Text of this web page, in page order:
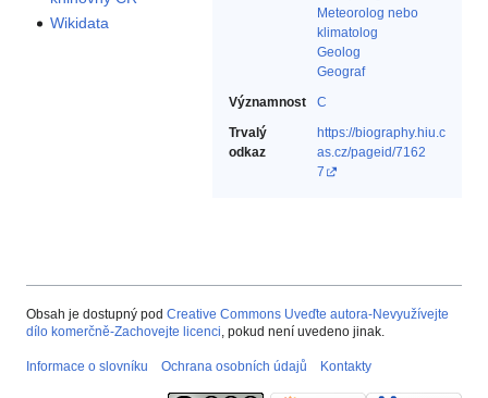
Meteorolog nebo
klimatolog‎
Geolog‎
Geograf‎
Významnost
C
Trvalý
odkaz
https://biography.hiu.c
as.cz/pageid/7162
7
Wikidata
Obsah je dostupný pod Creative Commons Uveďte autora-Nevyužívejte
dílo komerčně-Zachovejte licenci, pokud není uvedeno jinak.
Informace o slovníku Ochrana osobních údajů Kontakty